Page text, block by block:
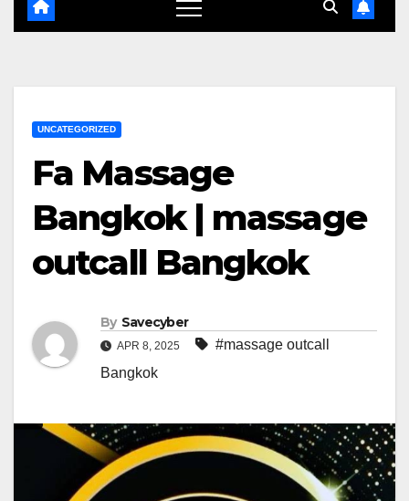
UNCATEGORIZED
Fa Massage
Bangkok | massage
outcall Bangkok
By Savecyber
APR 8, 2025
#massage outcall
Bangkok